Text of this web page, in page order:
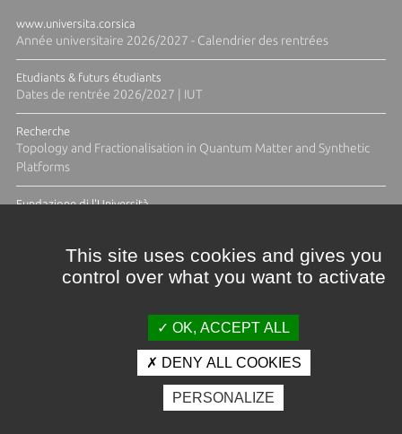
www.universita.corsica
Année universitaire 2026/2027 - Calendrier des rentrées
Etudiants & futurs étudiants
Dates de rentrée 2026/2027 | IUT
Recherche
Topology and Fractionalisation in Quantum Matter and Synthetic
Platforms
Fundazione di l'Università
Crédits et mentions légales
Espace presse
Photothèque
This site uses cookies and gives you
control over what you want to activate
OK, ACCEPT ALL
DENY ALL COOKIES
PERSONALIZE